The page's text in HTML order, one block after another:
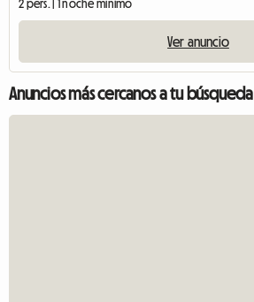
2 pers. | 1 noche mínimo
Ver anuncio
Anuncios más cercanos a tu búsqueda